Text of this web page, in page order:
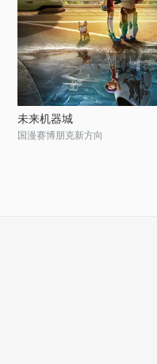
未来机器城
国漫赛博朋克新方向